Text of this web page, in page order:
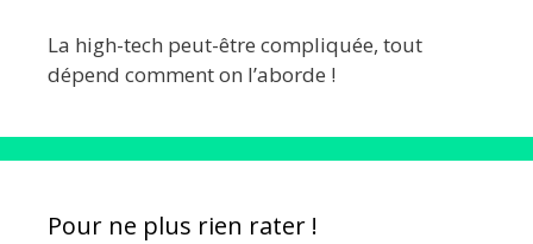
La high-tech peut-être compliquée, tout
dépend comment on l’aborde !
Pour ne plus rien rater !